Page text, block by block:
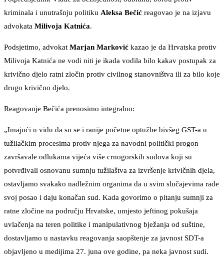
kriminala i unutrašnju politiku Aleksa Bečić reagovao je na izjavu
advokata Milivoja Katnića.
Podsjetimo, advokat Marjan Marković kazao je da Hrvatska protiv
Milivoja Katnića ne vodi niti je ikada vodila bilo kakav postupak za
krivično djelo ratni zločin protiv civilnog stanovništva ili za bilo koje
drugo krivično djelo.
Reagovanje Bečića prenosimo integralno:
„Imajući u vidu da su se i ranije početne optužbe bivšeg GST-a u
tužilačkim procesima protiv njega za navodni politički progon
završavale odlukama vijeća više crnogorskih sudova koji su
potvrđivali osnovanu sumnju tužilaštva za izvršenje krivičnih djela,
ostavljamo svakako nadležnim organima da u svim slučajevima rade
svoj posao i daju konačan sud. Kada govorimo o pitanju sumnji za
ratne zločine na području Hrvatske, umjesto jeftinog pokušaja
uvlačenja na teren politike i manipulativnog bježanja od suštine,
dostavljamo u nastavku reagovanja saopštenje za javnost SDT-a
objavljeno u medijima 27. juna ove godine, pa neka javnost sudi.